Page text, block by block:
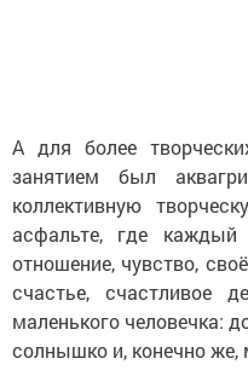
А для более
занятием был
коллективную
асфальте, где
отношение, чувство,
счастье, счастливое
маленького человечка:
солнышко и, конечно же,